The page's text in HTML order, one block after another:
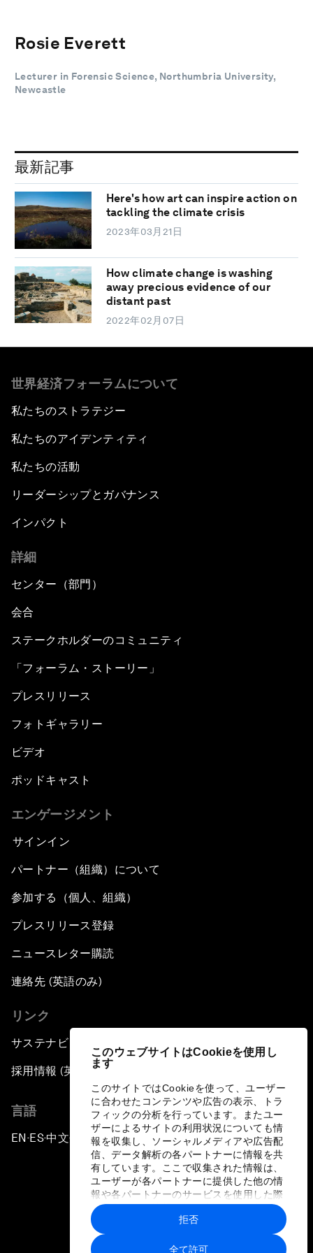
このウェブサイトはCookieを使用し
ます
このサイトではCookieを使って、ユーザー
に合わせたコンテンツや広告の表示、トラ
フィックの分析を行っています。またユー
ザーによるサイトの利用状況についても情
報を収集し、ソーシャルメディアや広告配
信、データ解析の各パートナーに情報を共
有しています。ここで収集された情報は、
ユーザーが各パートナーに提供した他の情
報や各パートナーのサービスを使用した際
に収集された情報と組み合わされ、各パー
トナーによって使用されることがありま
す。
全て許可
拒否
Rosie Everett
Lecturer in Forensic Science, Northumbria University,
Newcastle
最新記事
Here's how art can inspire action on
tackling the climate crisis
2023年03月21日
How climate change is washing
away precious evidence of our
distant past
2022年02月07日
世界経済フォーラムについて
私たちのストラテジー
私たちのアイデンティティ
私たちの活動
リーダーシップとガバナンス
インパクト
詳細
センター（部門）
会合
ステークホルダーのコミュニティ
「フォーラム・ストーリー」
プレスリリース
フォトギャラリー
ビデオ
ポッドキャスト
エンゲージメント
サインイン
パートナー（組織）について
参加する（個人、組織）
プレスリリース登録
ニュースレター購読
連絡先 (英語のみ)
リンク
サステナビリティへの取り組み
採用情報 (英語のみ)
言語
EN ▪ES▪中文▪ 日本語
プライバシーポリシーと利用規約